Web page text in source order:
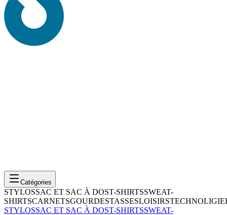
Catégories
STYLOSSAC ET SAC À DOST-SHIRTSSWEAT-
SHIRTSCARNETSGOURDESTASSESLOISIRSTECHNOLIGIE
STYLOSSAC ET SAC À DOST-SHIRTSSWEAT-